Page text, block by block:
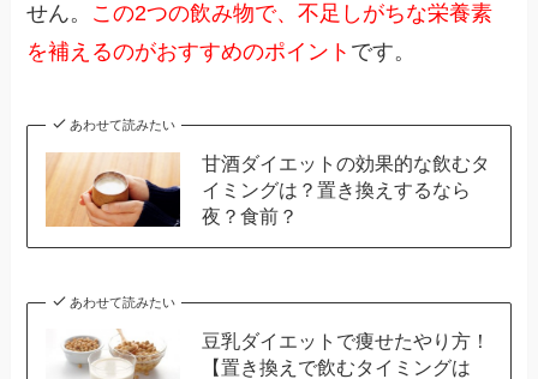
せん。 この2つの飲み物で、不足しがちな栄養素
を補えるのがおすすめのポイント です。
あわせて読みたい
甘酒ダイエットの効果的な飲むタ
イミングは？置き換えするなら
夜？食前？
あわせて読みたい
豆乳ダイエットで痩せたやり方！
【置き換えで飲むタイミングは